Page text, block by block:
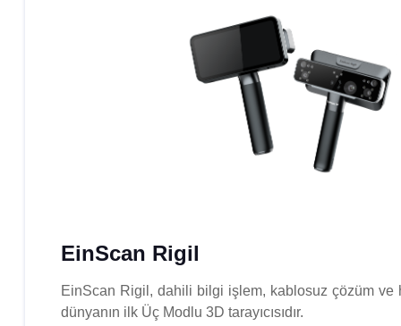
EinScan Rigil
EinScan Rigil, dahili bilgi işlem, kablosuz çözüm ve
dünyanın ilk Üç Modlu 3D tarayıcısıdır.